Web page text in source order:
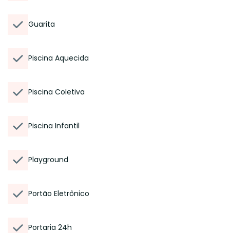
Guarita
Piscina Aquecida
Piscina Coletiva
Piscina Infantil
Playground
Portão Eletrônico
Portaria 24h